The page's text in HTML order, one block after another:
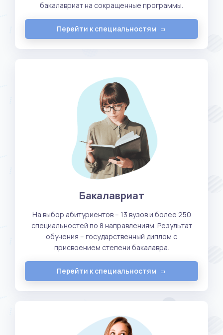
бакалавриат на сокращенные программы.
Перейти к специальностям
Бакалавриат
На выбор абитуриентов – 13 вузов и более 250
специальностей по 8 направлениям. Результат
обучения – государственный диплом с
присвоением степени бакалавра.
Перейти к специальностям